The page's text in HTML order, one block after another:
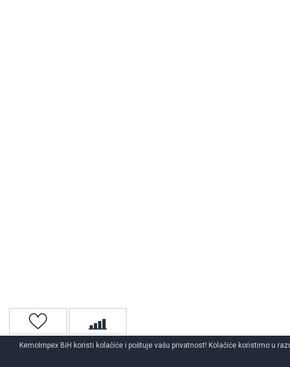
KemoImpex BiH koristi kolačiće i poštuje vašu privatnost! Kolačiće koristimo u